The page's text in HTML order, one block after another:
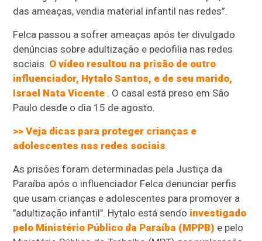
das ameaças, vendia material infantil nas redes”.
Felca passou a sofrer ameaças após ter divulgado
denúncias sobre adultização e pedofilia nas redes
sociais. O vídeo resultou na prisão de outro
influenciador, Hytalo Santos, e de seu marido,
Israel Nata Vicente . O casal está preso em São
Paulo desde o dia 15 de agosto.
>> Veja dicas para proteger crianças e
adolescentes nas redes sociais
As prisões foram determinadas pela Justiça da
Paraíba após o influenciador Felca denunciar perfis
que usam crianças e adolescentes para promover a
"adultização infantil". Hytalo está sendo investigado
pelo Ministério Público da Paraíba (MPPB) e pelo